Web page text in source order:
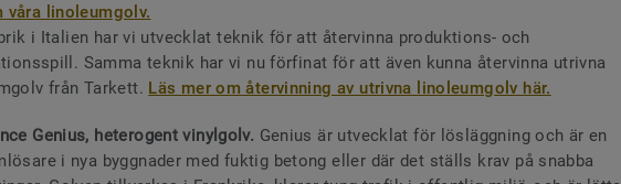
våra linoleumgolv.
i Italien har vi utvecklat teknik för att återvinna produktions- och
Samma teknik har vi nu förfinat för att även kunna återvinna utrivna
från Tarkett. Läs mer om återvinning av utrivna linoleumgolv här.
Genius, heterogent vinylgolv. Genius är utvecklat för lösläggning och är en
i nya byggnader med fuktig betong eller där det ställs krav på snabba